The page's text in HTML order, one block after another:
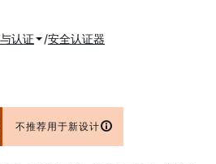
认证
安全认证器
不推荐用于新设计